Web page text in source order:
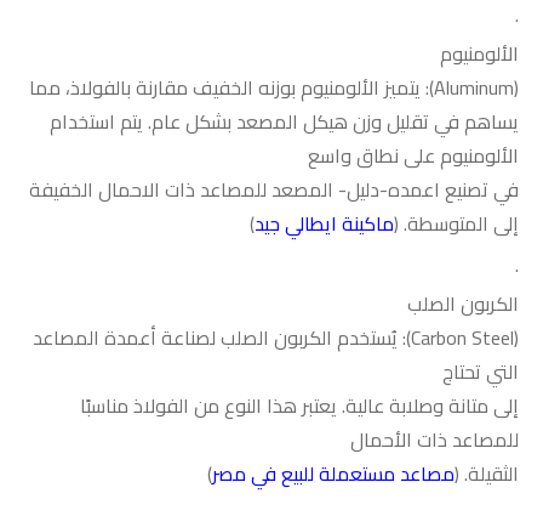
·
الألومنيوم
(Aluminum):
يتميز الألومنيوم بوزنه الخفيف مقارنة بالفولاذ، مما
يساهم في تقليل وزن هيكل المصعد بشكل عام. يتم استخدام
الألومنيوم على نطاق واسع
في تصنيع اعمده-دليل- المصعد للمصاعد ذات الاحمال الخفيفة
إلى المتوسطة. (ماكينة ايطالي جيد)
·
الكربون الصلب
(Carbon Steel):
يُستخدم الكربون الصلب لصناعة أعمدة المصاعد
التي تحتاج
إلى متانة وصلابة عالية. يعتبر هذا النوع من الفولاذ مناسبًا
للمصاعد ذات الأحمال
الثقيلة. (مصاعد مستعملة للبيع في مصر)